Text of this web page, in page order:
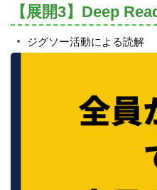
【展開3】Deep
ジグソー活動による読解